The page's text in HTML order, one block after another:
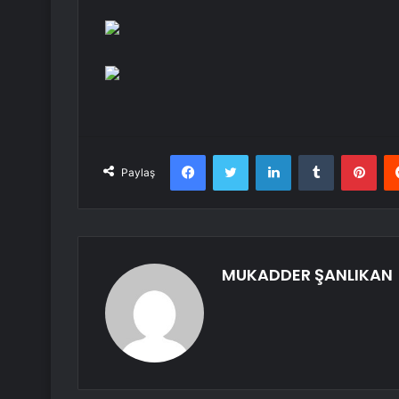
Paylaş
FacebookTwitter LinkedInTumblr
MUKADDER ŞANLIKAN